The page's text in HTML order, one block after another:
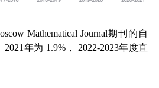
Mathematical Journal期刊的自
2021年为 1.9%， 2022-2023年度直